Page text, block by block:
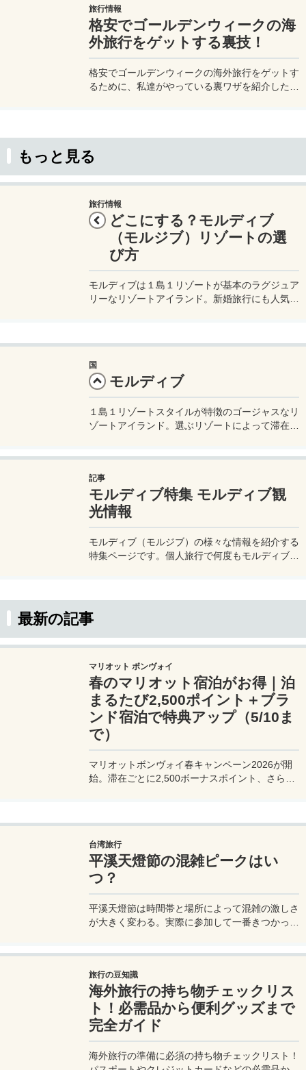
は早めに空港到着？海外の空港では？などケー
ス・バイ・ケースでおすすめの空港到着時間を細
かく教えます。
旅行情報
格安でゴールデンウィークの海
外旅行をゲットする裏技！
格安でゴールデンウィークの海外旅行をゲットす
るために、私達がやっている裏ワザを紹介したい
もっと見る
旅行情報
どこにする？モルディブ
（モルジブ）リゾートの選
び方
モルディブは１島１リゾートが基本のラグジュア
リーなリゾートアイランド。新婚旅行にも人気の
たリゾート選びが重要だ。
国
モルディブ
１島１リゾートスタイルが特徴のゴージャスなリ
ゾートアイランド。選ぶリゾートによって滞在の
が、近年ではとてもリーズナブルな宿泊施設も増
えてきているので選択肢も多い。
記事
モルディブ特集 モルディブ観
光情報
モルディブ（モルジブ）の様々な情報を紹介する
特集ページです。個人旅行で何度もモルディブに
様々な情報をお伝えします。
最新の記事
マリオット ボンヴォイ
春のマリオット宿泊がお得｜泊
まるたび2,500ポイント＋ブラ
ンド宿泊で特典アップ（5/10ま
で）
マリオットボンヴォイ春キャンペーン2026が開
始。滞在ごとに2,500ボーナスポイント、さらに
台湾旅行
平溪天燈節の混雑ピークはい
つ？
平溪天燈節は時間帯と場所によって混雑の激しさ
が大きく変わる。実際に参加して一番きつかった
旅行の豆知識
海外旅行の持ち物チェックリス
ト！必需品から便利グッズまで
完全ガイド
海外旅行の準備に必須の持ち物チェックリスト！